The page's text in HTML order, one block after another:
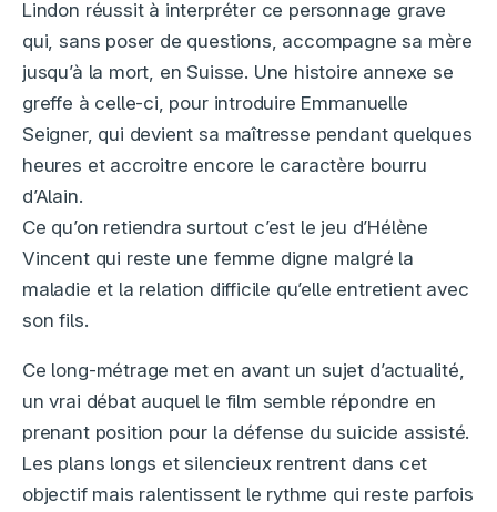
Lindon réussit à interpréter ce personnage grave
qui, sans poser de questions, accompagne sa mère
jusqu’à la mort, en Suisse. Une histoire annexe se
greffe à celle-ci, pour introduire Emmanuelle
Seigner, qui devient sa maîtresse pendant quelques
heures et accroitre encore le caractère bourru
d’Alain.
Ce qu’on retiendra surtout c’est le jeu d’Hélène
Vincent qui reste une femme digne malgré la
maladie et la relation difficile qu’elle entretient avec
son fils.
Ce long-métrage met en avant un sujet d’actualité,
un vrai débat auquel le film semble répondre en
prenant position pour la défense du suicide assisté.
Les plans longs et silencieux rentrent dans cet
objectif mais ralentissent le rythme qui reste parfois